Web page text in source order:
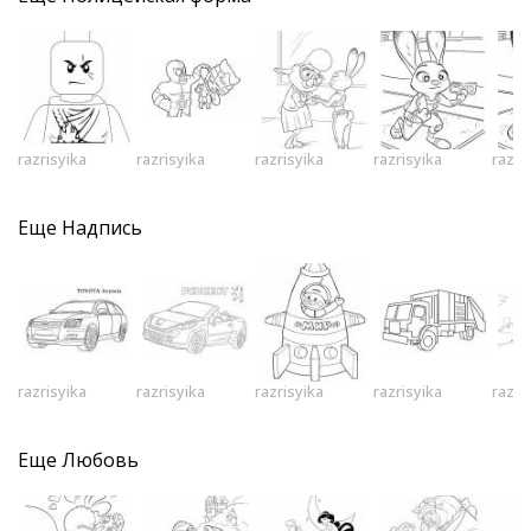
razrisyika razrisyika razrisyika razrisyika
Еще Надпись
razrisyika razrisyika razrisyika razrisyika
Еще Любовь